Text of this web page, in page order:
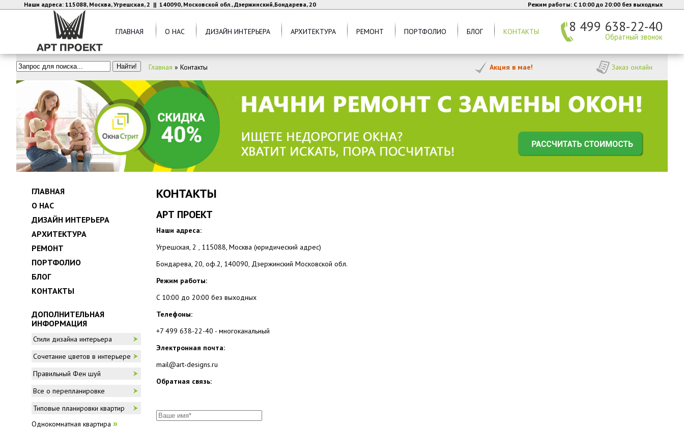
Наши адреса: 115088, Москва, Угрешская, 2 || 140090, Московской обл., Дзержинский,Бондарева, 20 Режим работы: C 10:00 до 20:00 без выходных
ГЛАВНАЯ О НАС ДИЗАЙН ИНТЕРЬЕРА АРХИТЕКТУРА РЕМОНТ ПОРТФОЛИО БЛОГ КОНТАКТЫ 8 499 638-22-40
Обратный звонок
Главная » Контакты Акция в мае! Заказ онлайн
КОНТАКТЫ
АРТ ПРОЕКТ
Наши адреса:
Угрешская, 2 , 115088, Москва (юридический адрес)
Бондарева, 20, оф.2, 140090, Дзержинский Московской обл.
Режим работы:
C 10:00 до 20:00 без выходных
Телефоны:
+7 499 638-22-40 - многоканальный
Электронная почта:
mail@art-designs.ru
Обратная связь:
ГЛАВНАЯ
О НАС
ДИЗАЙН ИНТЕРЬЕРА
АРХИТЕКТУРА
РЕМОНТ
ПОРТФОЛИО
БЛОГ
КОНТАКТЫ
ДОПОЛНИТЕЛЬНАЯ
ИНФОРМАЦИЯ
Стили дизайна интерьера
Сочетание цветов в интерьере
Правильный Фен шуй
Все о перепланировке
Типовые планировки квартир
Однокомнатная квартира »